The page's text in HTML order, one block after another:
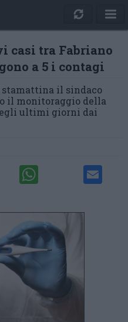
casi tra Fabriano
a 5 i contagi
stamattina il sindaco
il monitoraggio della
ultimi giorni dai